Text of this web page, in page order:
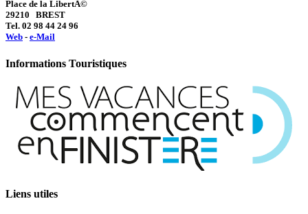
Place de la LibertÃ©
29210 BREST
Tel. 02 98 44 24 96
Web - e-Mail
Informations Touristiques
Liens utiles